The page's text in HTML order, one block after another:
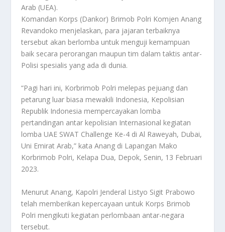
Arab (UEA).
Komandan Korps (Dankor) Brimob Polri Komjen Anang
Revandoko menjelaskan, para jajaran terbaiknya
tersebut akan berlomba untuk menguji kemampuan
baik secara perorangan maupun tim dalam taktis antar-
Polisi spesialis yang ada di dunia.
“Pagi hari ini, Korbrimob Polri melepas pejuang dan
petarung luar biasa mewakili Indonesia, Kepolisian
Republik Indonesia mempercayakan lomba
pertandingan antar kepolisian Internasional kegiatan
lomba UAE SWAT Challenge Ke-4 di Al Raweyah, Dubai,
Uni Emirat Arab,” kata Anang di Lapangan Mako
Korbrimob Polri, Kelapa Dua, Depok, Senin, 13 Februari
2023.
Menurut Anang, Kapolri Jenderal Listyo Sigit Prabowo
telah memberikan kepercayaan untuk Korps Brimob
Polri mengikuti kegiatan perlombaan antar-negara
tersebut.